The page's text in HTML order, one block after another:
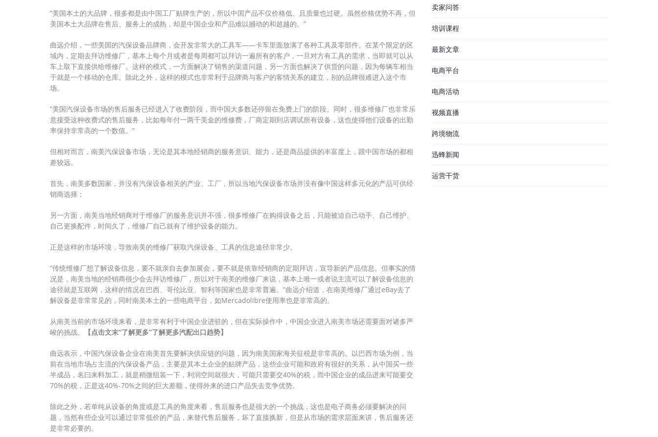
“美国本土的大品牌，很多都是由中国工厂贴牌生产的，所以中国产品不仅价格低、且质量也过硬。虽然价格优势不再，但
美国本土大品牌在售后、服务上的成熟，却是中国企业和产品难以撼动的和超越的。”
曲远介绍，一些美国的汽保设备品牌商，会开发非常大的工具车——卡车里面放满了各种工具及零部件。在某个限定的区
域内，定期去拜访维修厂，基本上每个月或者是每周都可以拜访一遍所有的客户，一旦对方有工具的需求，当即就可以从
车上取下直接供给维修厂。这样的模式，一方面解决了销售的渠道问题，另一方面也解决了供货的问题，因为每辆车相当
于就是一个移动的仓库。除此之外，这样的模式也非常利于品牌商与客户的客情关系的建立，别的品牌很难进入这个市
场。
“美国汽保设备市场的售后服务已经进入了收费阶段，而中国大多数还停留在免费上门的阶段。同时，很多维修厂也非常乐
意接受这种收费式的售后服务，比如每年付一两千美金的维修费，厂商定期到店调试所有设备，这也使得他们设备的出勤
率保持非常高的一个数值。”
但相对而言，南美汽保设备市场，无论是其本地经销商的服务意识、能力，还是商品提供的丰富度上，跟中国市场的都相
差较远。
首先，南美多数国家，并没有汽保设备相关的产业、工厂，所以当地汽保设备市场并没有像中国这样多元化的产品可供经
销商选择；
另一方面，南美当地经销商对于维修厂的服务意识并不强，很多维修厂在购得设备之后，只能被迫自己动手、自己维护、
自己更换配件，时间久了，维修厂自己就有了维护设备的能力。
正是这样的市场环境，导致南美的维修厂获取汽保设备、工具的信息途径非常少。
“传统维修厂想了解设备信息，要不就亲自去参加展会，要不就是依靠经销商的定期拜访，宣导新的产品信息。但事实的情
况是，南美当地的经销商很少会去拜访维修厂，所以对于南美的维修厂来说，基本上唯一或者说主流可以了解设备信息的
途径就是互联网，这样的情况在巴西、哥伦比亚、智利等国家也是非常普遍。”曲远介绍道，在南美维修厂通过eBay去了
解设备是非常常见的，同时南美本土的一些电商平台，如Mercadolibre使用率也是非常高的。
从南美当前的市场环境来看，是非常有利于中国企业进驻的，但在实际操作中，中国企业进入南美市场还需要面对诸多严
峻的挑战。
【点击文末“了解更多”了解更多汽配出口趋势】
曲远表示，中国汽保设备企业在南美首先要解决供应链的问题，因为南美国家海关征税是非常高的。以巴西市场为例，当
前在当地市场占主流的汽保设备产品，主要是其本土企业的贴牌产品，这些企业可能和政府有很好的关系，从中国买一些
半成品，名曰来料加工，就是稍微组装一下，利润空间就很大，可能只需要交40%的税，而中国企业的成品进来可能要交
70%的税，正是这40%-70%之间的巨大差额，使得外来的进口产品失去竞争优势。
除此之外，若单纯从设备的角度或是工具的角度来看，售后服务也是很大的一个挑战，这也是电子商务必须要解决的问
题，当然有些企业可以通过非常低价的产品，来替代售后服务，坏了直接换新，但是从市场的需求层面来讲，售后服务还
是非常必要的。
卖家问答
培训课程
最新文章
电商平台
电商活动
视频直播
跨境物流
迅蜂新闻
运营干货